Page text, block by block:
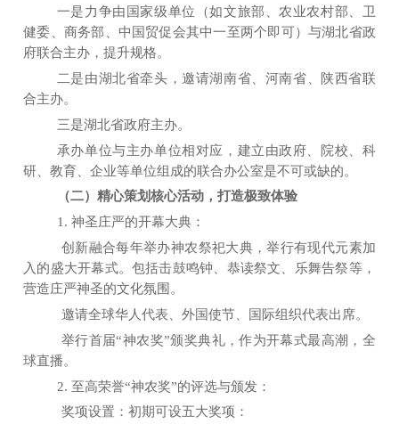
一是力争由国家级单位（如文旅部、农业农村部、卫
健委
商务部、中国贸促会其中一至两个即可）与湖北省政
府联合主办，提升规格。
二是由湖北省牵头，邀请湖南省 、河南省 、陕西省联
合主办。
三是湖北省政府主办。
承办单位与主办单位相对应 ， 建立由政府、院校 、科
研 、教育、企业等单位组成的联合办公室是不可或缺的。
（二）精心策划核心活动，打造极致体验
1. 神圣庄严的开幕大典：
创新融合每年举办神农祭祀大典，举行有现代元素加
入的盛大开幕式。包括击鼓鸣钟、恭读祭文、乐舞告祭等，
营造庄严神圣的文化氛围。
邀请全球华人代表、外国使节、国际组织代表出席。
举行首届“神农奖”颁奖典礼，作为开幕式最高潮，全
球直播。
2. 至高荣誉“神农奖”的评选与颁发：
奖项设置：初期可设五大奖项：